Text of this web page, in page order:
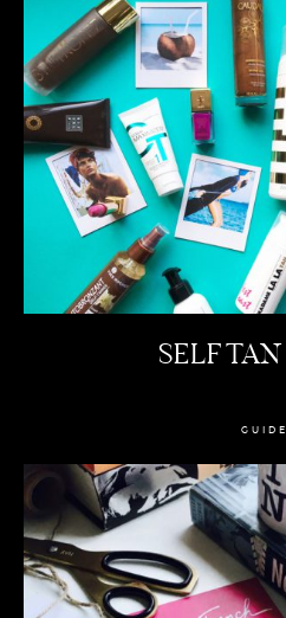
SELF
GUIDE